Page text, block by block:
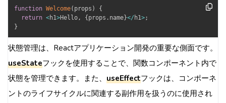
function Welcome( props )
{
return <h1>Hello, { props . name}</ h1>;
}
状態管理は、Reactアプリケーション開発の重要な側面です。
useStateフックを使用することで、関数コンポーネント内で
状態を管理できます。また、 useEffectフックは、コンポーネ
ントのライフサイクルに関連する副作用を扱うのに使用され